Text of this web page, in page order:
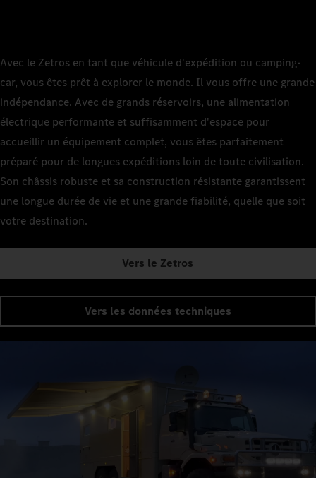
Avec le Zetros en tant que véhicule d'expédition ou camping-
car, vous êtes prêt à explorer le monde. Il vous offre une grande
indépendance. Avec de grands réservoirs, une alimentation
électrique performante et suffisamment d'espace pour
accueillir un équipement complet, vous êtes parfaitement
préparé pour de longues expéditions loin de toute civilisation.
Son châssis robuste et sa construction résistante garantissent
une longue durée de vie et une grande fiabilité, quelle que soit
votre destination.
Vers le Zetros
Vers les données techniques